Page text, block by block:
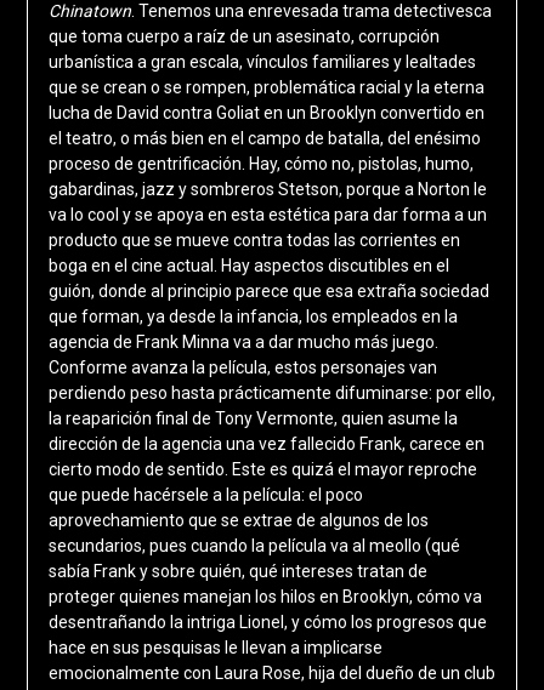
Chinatown. Tenemos una enrevesada trama detectivesca
que toma cuerpo a raíz de un asesinato, corrupción
urbanística a gran escala, vínculos familiares y lealtades
que se crean o se rompen, problemática racial y la eterna
lucha de David contra Goliat en un Brooklyn convertido en
el teatro, o más bien en el campo de batalla, del enésimo
proceso de gentrificación. Hay, cómo no, pistolas, humo,
gabardinas, jazz y sombreros Stetson, porque a Norton le
va lo cool y se apoya en esta estética para dar forma a un
producto que se mueve contra todas las corrientes en
boga en el cine actual. Hay aspectos discutibles en el
guión, donde al principio parece que esa extraña sociedad
que forman, ya desde la infancia, los empleados en la
agencia de Frank Minna va a dar mucho más juego.
Conforme avanza la película, estos personajes van
perdiendo peso hasta prácticamente difuminarse: por ello,
la reaparición final de Tony Vermonte, quien asume la
dirección de la agencia una vez fallecido Frank, carece en
cierto modo de sentido. Este es quizá el mayor reproche
que puede hacérsele a la película: el poco
aprovechamiento que se extrae de algunos de los
secundarios, pues cuando la película va al meollo (qué
sabía Frank y sobre quién, qué intereses tratan de
proteger quienes manejan los hilos en Brooklyn, cómo va
desentrañando la intriga Lionel, y cómo los progresos que
hace en sus pesquisas le llevan a implicarse
emocionalmente con Laura Rose, hija del dueño de un club